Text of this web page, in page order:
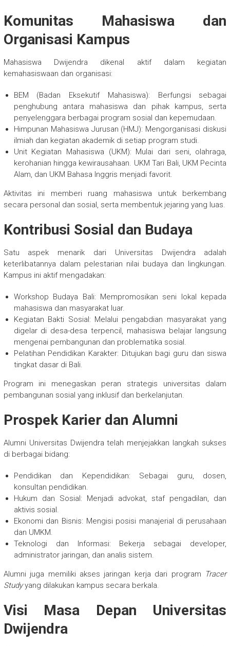
Komunitas Mahasiswa dan
Organisasi Kampus
Mahasiswa Dwijendra dikenal aktif dalam kegiatan
kemahasiswaan dan organisasi:
BEM (Badan Eksekutif Mahasiswa): Berfungsi sebagai
penghubung antara mahasiswa dan pihak kampus, serta
penyelenggara berbagai program sosial dan kepemudaan.
Himpunan Mahasiswa Jurusan (HMJ): Mengorganisasi diskusi
ilmiah dan kegiatan akademik di setiap program studi.
Unit Kegiatan Mahasiswa (UKM): Mulai dari seni, olahraga,
kerohanian hingga kewirausahaan. UKM Tari Bali, UKM Pecinta
Alam, dan UKM Bahasa Inggris menjadi favorit.
Aktivitas ini memberi ruang mahasiswa untuk berkembang
secara personal dan sosial, serta membentuk jejaring yang luas.
Kontribusi Sosial dan Budaya
Satu aspek menarik dari Universitas Dwijendra adalah
keterlibatannya dalam pelestarian nilai budaya dan lingkungan.
Kampus ini aktif mengadakan:
Workshop Budaya Bali: Mempromosikan seni lokal kepada
mahasiswa dan masyarakat luar.
Kegiatan Bakti Sosial: Melalui pengabdian masyarakat yang
digelar di desa-desa terpencil, mahasiswa belajar langsung
mengenai pembangunan dan problematika sosial.
Pelatihan Pendidikan Karakter: Ditujukan bagi guru dan siswa
tingkat dasar di Bali.
Program ini menegaskan peran strategis universitas dalam
pembangunan sosial yang inklusif dan berkelanjutan.
Prospek Karier dan Alumni
Alumni Universitas Dwijendra telah menjejakkan langkah sukses
di berbagai bidang:
Pendidikan dan Kependidikan: Sebagai guru, dosen,
konsultan pendidikan.
Hukum dan Sosial: Menjadi advokat, staf pengadilan, dan
aktivis sosial.
Ekonomi dan Bisnis: Mengisi posisi manajerial di perusahaan
dan UMKM.
Teknologi dan Informasi: Bekerja sebagai developer,
administrator jaringan, dan analis sistem.
Alumni juga memiliki akses jaringan kerja dari program
Tracer
Studyyang dilakukan kampus secara berkala.
Visi Masa Depan Universitas
Dwijendra